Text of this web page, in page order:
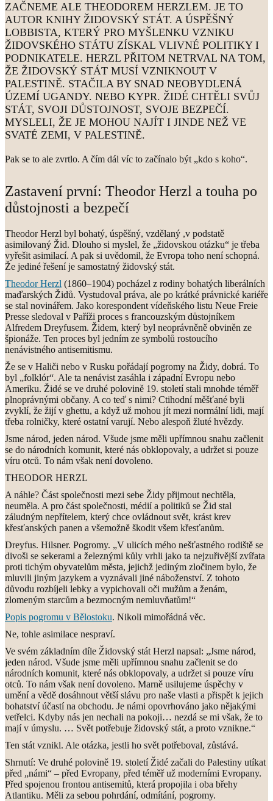
ZAČNEME ALE THEODOREM HERZLEM. JE TO
AUTOR KNIHY ŽIDOVSKÝ STÁT. A ÚSPĚŠNÝ
LOBBISTA, KTERÝ PRO MYŠLENKU VZNIKU
ŽIDOVSKÉHO STÁTU ZÍSKAL VLIVNÉ POLITIKY I
PODNIKATELE. HERZL PŘITOM NETRVAL NA TOM,
ŽE ŽIDOVSKÝ STÁT MUSÍ VZNIKNOUT V
PALESTINĚ. STAČILA BY SNAD NEOBYDLENÁ
ÚZEMÍ UGANDY. NEBO KYPR. ŽIDÉ CHTĚLI SVŮJ
STÁT, SVOJI DŮSTOJNOST, SVOJE BEZPEČÍ.
MYSLELI, ŽE JE MOHOU NAJÍT I JINDE NEŽ VE
SVATÉ ZEMI, V PALESTINĚ.
Pak se to ale zvrtlo. A čím dál víc to začínalo být „kdo s koho“.
Zastavení první: Theodor Herzl a touha po
důstojnosti a bezpečí
Theodor Herzl byl bohatý, úspěšný, vzdělaný ,v podstatě
asimilovaný Žid. Dlouho si myslel, že „židovskou otázku“ je třeba
vyřešit asimilací. A pak si uvědomil, že Evropa toho není schopná.
Že jediné řešení je samostatný židovský stát.
Theodor Herzl (1860–1904) pocházel z rodiny bohatých liberálních
maďarských Židů. Vystudoval práva, ale po krátké právnické kariéře
se stal novinářem. Jako korespondent vídeňského listu Neue Freie
Presse sledoval v Paříži proces s francouzským důstojníkem
Alfredem Dreyfusem. Židem, který byl neoprávněně obviněn ze
špionáže. Ten proces byl jedním ze symbolů rostoucího
nenávistného antisemitismu.
Že se v Haliči nebo v Rusku pořádají pogromy na Židy, dobrá. To
byl „folklór“. Ale ta nenávist zasáhla i západní Evropu nebo
Ameriku. Židé se ve druhé polovině 19. století stali mnohde téměř
plnoprávnými občany. A co teď s nimi? Ctihodní měšťané byli
zvyklí, že žijí v ghettu, a když už mohou jít mezi normální lidi, mají
třeba rolničky, které ostatní varují. Nebo alespoň žluté hvězdy.
Jsme národ, jeden národ. Všude jsme měli upřímnou snahu začlenit
se do národních komunit, které nás obklopovaly, a udržet si pouze
víru otců. To nám však není dovoleno.
THEODOR HERZL
A náhle? Část společnosti mezi sebe Židy přijmout nechtěla,
neuměla. A pro část společnosti, médií a politiků se Žid stal
záludným nepřítelem, který chce ovládnout svět, krást krev
křesťanských panen a všemožně škodit všem křesťanům.
Dreyfus. Hilsner. Pogromy. „V ulicích mého nešťastného rodiště se
divoši se sekerami a železnými kůly vrhli jako ta nejzuřivější zvířata
proti tichým obyvatelům města, jejichž jediným zločinem bylo, že
mluvili jiným jazykem a vyznávali jiné náboženství. Z tohoto
důvodu rozbíjeli lebky a vypichovali oči mužům a ženám,
zlomeným starcům a bezmocným nemluvňatům!“
Popis pogromu v Bělostoku. Nikoli mimořádná věc.
Ne, tohle asimilace nespraví.
Ve svém základním díle Židovský stát Herzl napsal: „Jsme národ,
jeden národ. Všude jsme měli upřímnou snahu začlenit se do
národních komunit, které nás obklopovaly, a udržet si pouze víru
otců. To nám však není dovoleno. Marně usilujeme úspěchy v
umění a vědě dosáhnout větší slávu pro naše vlasti a přispět k jejich
bohatství účastí na obchodu. Je námi opovrhováno jako nějakými
vetřelci. Kdyby nás jen nechali na pokoji… nezdá se mi však, že to
mají v úmyslu. … Svět potřebuje židovský stát, a proto vznikne.“
Ten stát vznikl. Ale otázka, jestli ho svět potřeboval, zůstává.
Shrnutí: Ve druhé polovině 19. století Židé začali do Palestiny utíkat
před „námi“ – před Evropany, před téměř už moderními Evropany.
Před spojenou frontou antisemitů, která propojila i oba břehy
Atlantiku. Měli za sebou pohrdání, odmítání, pogromy.